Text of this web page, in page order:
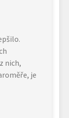
nich,
je